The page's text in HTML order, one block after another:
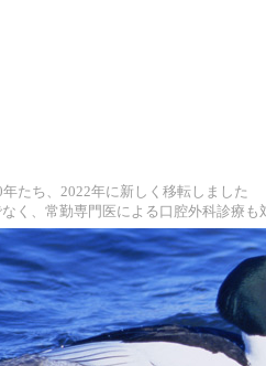
たち、2022年に新しく移転しました
く、常勤専門医による口腔外科診療も